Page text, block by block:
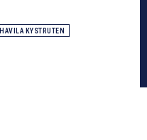
HAVILA KYSTRUTEN